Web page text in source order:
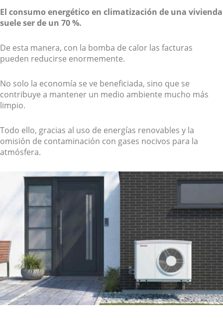
El consumo energético en climatización de una vivienda
suele ser de un 70 %.
De esta manera, con la bomba de calor las facturas
pueden reducirse enormemente.
No solo la economía se ve beneficiada, sino que se
contribuye a mantener un medio ambiente mucho más
limpio.
Todo ello, gracias al uso de energías renovables y la
omisión de contaminación con gases nocivos para la
atmósfera.